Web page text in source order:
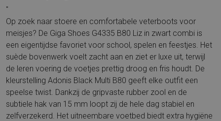
"
Op zoek naar stoere en comfortabele veterboots voor
meisjes? De Giga Shoes G4335 B80 Liz in zwart combi is
een eigentijdse favoriet voor school, spelen en feestjes. Het
suède bovenwerk voelt zacht aan en ziet er luxe uit, terwijl
de leren voering de voetjes prettig droog en fris houdt. De
kleurstelling Adonis Black Multi B80 geeft elke outfit een
speelse twist. Dankzij de gripvaste rubber zool en de
subtiele hak van 15 mm loopt zij de hele dag stabiel en
zelfverzekerd. Het uitneembare voetbed biedt extra hygiëne